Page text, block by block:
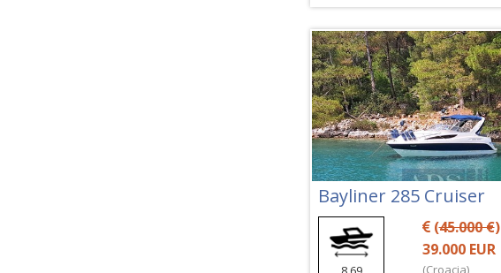
Bayliner 285 Cruiser
(45.000 €)
39.000 EUR
(Croacia)